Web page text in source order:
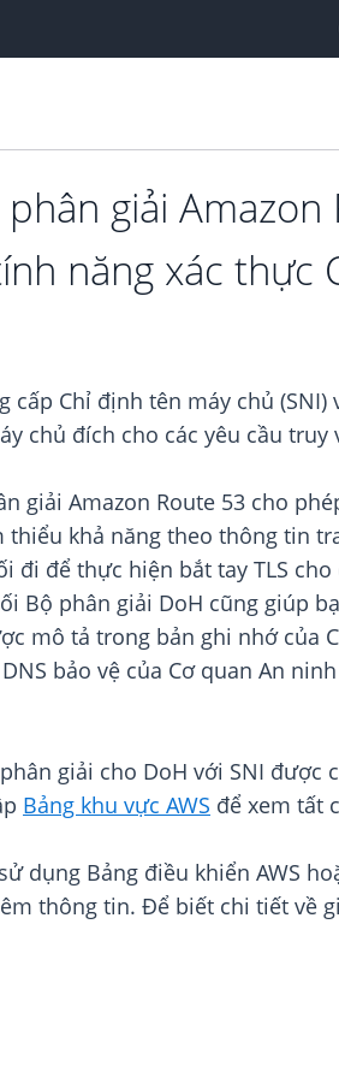
giải
năng xác thực
cấp Chỉ định tên máy chủ
chủ đích cho các yêu cầu
giải Amazon Route 53 cho
khả năng theo thông tin
đi để thực hiện bắt tay TLS
Bộ phân giải DoH cũng giúp
mô tả trong bản ghi nhớ của
bảo vệ của Cơ quan An
giải cho DoH với SNI được
Bảng khu vực AWS để xem tất
dụng Bảng điều khiển AWS
thông tin. Để biết chi tiết về